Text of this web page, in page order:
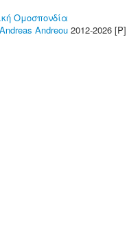
Ομοσπονδία
Andreas Andreou 2012-2026 [P]